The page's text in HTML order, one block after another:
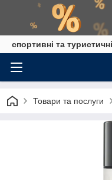
спортивні та
Товари та послуги